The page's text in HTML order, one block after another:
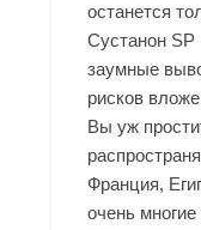
останется
Сустанон SP
заумные
рисков
Вы уж
Франция,
очень